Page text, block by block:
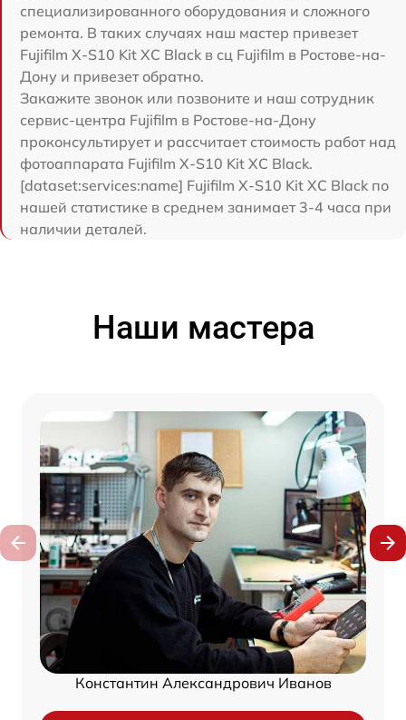
специализированного оборудования и сложного
ремонта. В таких случаях наш мастер привезет
Fujifilm X-S10 Kit XC Black в сц Fujifilm в Ростове-на-
Дону и привезет обратно.
Закажите звонок или позвоните и наш сотрудник
сервис-центра Fujifilm в Ростове-на-Дону
проконсультирует и рассчитает стоимость работ над
фотоаппарата Fujifilm X-S10 Kit XC Black.
[dataset:services:name] Fujifilm X-S10 Kit XC Black по
нашей статистике в среднем занимает 3-4 часа при
наличии деталей.
Наши мастера
Константин Александрович Иванов